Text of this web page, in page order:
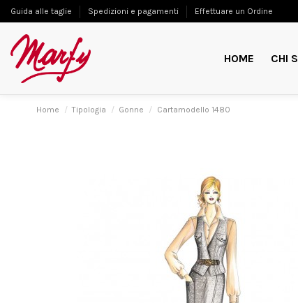
Guida alle taglie Spedizioni e pagamenti Effettuare un Ordine
HOME CHI
Home Tipologia Gonne Cartamodello 1480